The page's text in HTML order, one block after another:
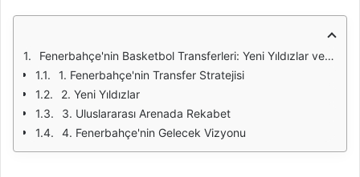
Fenerbahçe'nin Basketbol Transferleri: Yeni Yıldızlar ve Stratejiler
1. Fenerbahçe'nin Transfer Stratejisi
2. Yeni Yıldızlar
3. Uluslararası Arenada Rekabet
4. Fenerbahçe'nin Gelecek Vizyonu